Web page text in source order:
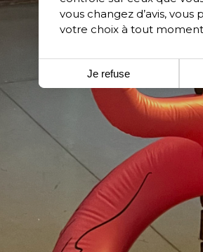
vous changez d’avis,
votre choix à tout
Je refuse